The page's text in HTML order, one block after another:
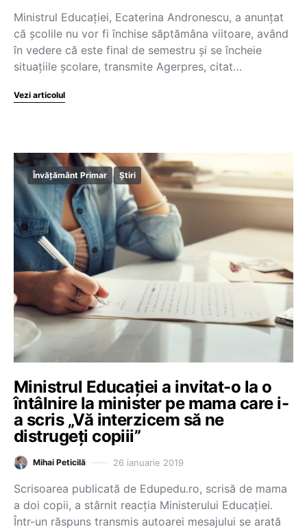
Ministrul Educaţiei, Ecaterina Andronescu, a anunțat
că şcolile nu vor fi închise săptămâna viitoare, având
în vedere că este final de semestru şi se încheie
situaţiile şcolare, transmite Agerpres, citat…
Vezi articolul
Învățământ Primar Știri
Ministrul Educaţiei a invitat-o la o
întâlnire la minister pe mama care i-
a scris „Vă interzicem să ne
distrugeți copiii”
Mihai Peticilă 26 ianuarie 2019
Scrisoarea publicată de Edupedu.ro, scrisă de mama
a doi copii, a stârnit reacţia Ministerului Educaţiei.
Într-un răspuns transmis autoarei mesajului se arată